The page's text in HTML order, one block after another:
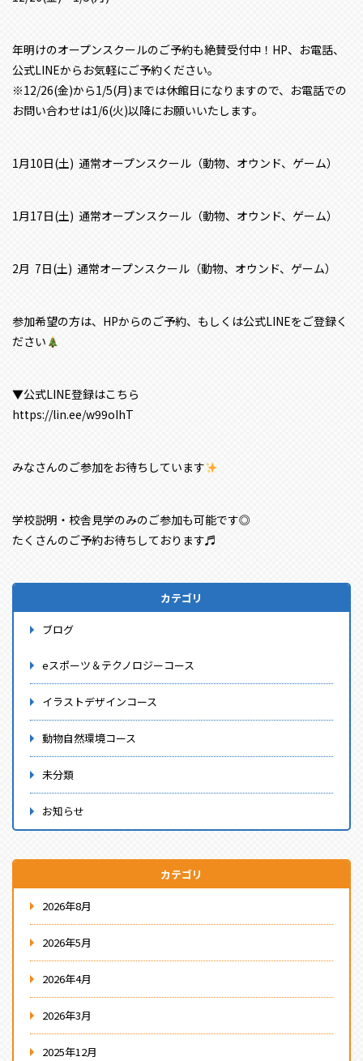
年明けのオープンスクールのご予約も絶賛受付中！HP、お電話、
公式LINEからお気軽にご予約ください。
※12/26(金)から1/5(月)までは休館日になりますので、お電話での
お問い合わせは1/6(火)以降にお願いいたします。
1月10日(土) 通常オープンスクール（動物、オウンド、ゲーム）
1月17日(土) 通常オープンスクール（動物、オウンド、ゲーム）
2月 7日(土) 通常オープンスクール（動物、オウンド、ゲーム）
参加希望の方は、HPからのご予約、もしくは公式LINEをご登録く
ださい
▼公式LINE登録はこちら
https://lin.ee/w99oIhT
みなさんのご参加をお待ちしています
学校説明・校舎見学のみのご参加も可能です◎
たくさんのご予約お待ちしております♬
カテゴリ
ブログ
eスポーツ＆テクノロジーコース
イラストデザインコース
動物自然環境コース
未分類
お知らせ
カテゴリ
2026年8月
2026年5月
2026年4月
2026年3月
2025年12月